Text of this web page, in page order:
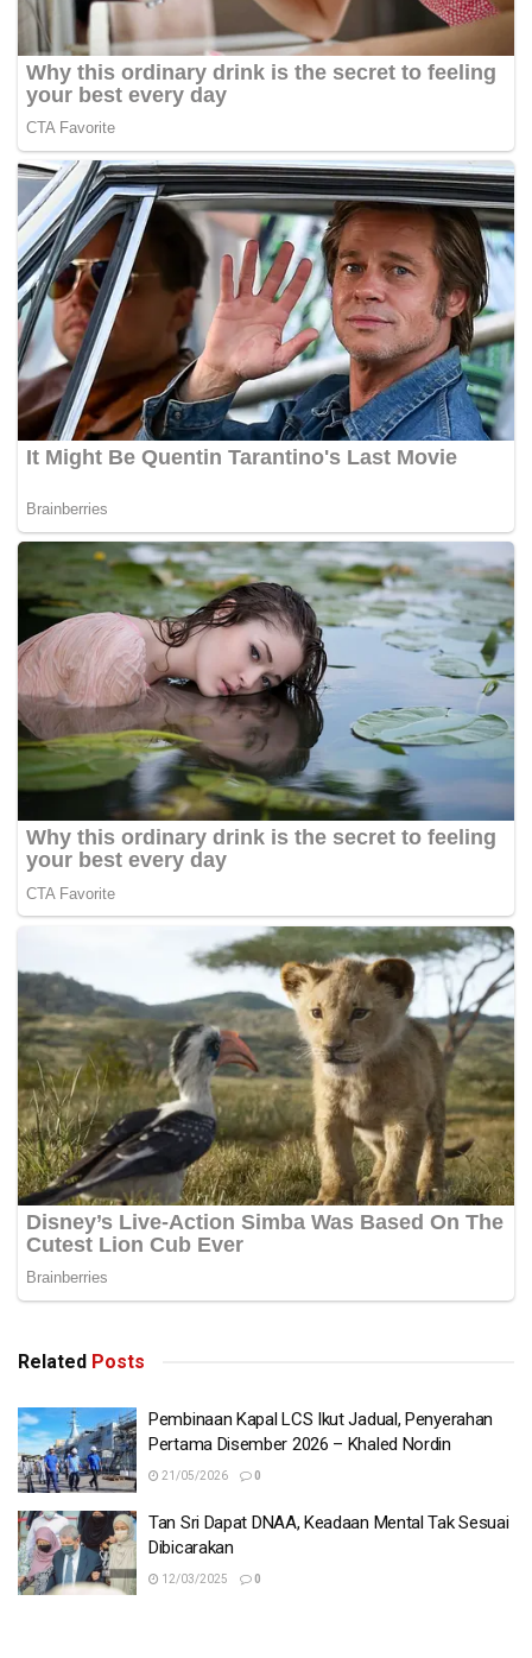
Ismail Sabri dilaporkan berkata hasil siasatan itu
membawa kepada pengeluaran Notis Tuntutan Ganti Rugi
Tetap (LAD) berjumlah RM180 juta yang menyaksikan
sebanyak RM80.6 juta berjaya dipungut secara set-off
daripada BNS pada Oktober 2020.
Mengikut perancangan asal, dua daripada enam LCS
sepatutnya sudah diterima namun hingga 31 Julai 2020,
belum ada satu kapal yang disiapkan.
-Berita Harian
Tags: LCS Vendor Tempatan
Related Posts
Pembinaan Kapal LCS Ikut Jadual, Penyerahan
Pertama Disember 2026 – Khaled Nordin
21/05/2026 0
Tan Sri Dapat DNAA, Keadaan Mental Tak Sesuai
Dibicarakan
12/03/2025 0